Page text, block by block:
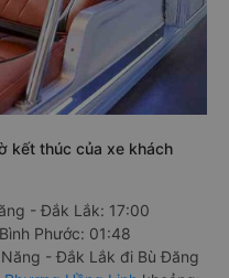
kết thúc của xe khách
- Đắk Lắk: 17:00
Phước: 01:48
- Đắk Lắk đi Bù Đăng